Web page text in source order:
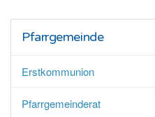
Pfarrgemeinde
Erstkommunion
Pfarrgemeinderat